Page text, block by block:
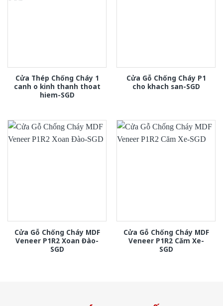
Cửa Thép Chống Cháy 1
canh o kinh thanh thoat
hiem-SGD
Cửa Gỗ Chống Cháy P1
cho khach san-SGD
Cửa Gỗ Chống Cháy MDF
Veneer P1R2 Xoan Đào-
SGD
Cửa Gỗ Chống Cháy MDF
Veneer P1R2 Căm Xe-
SGD